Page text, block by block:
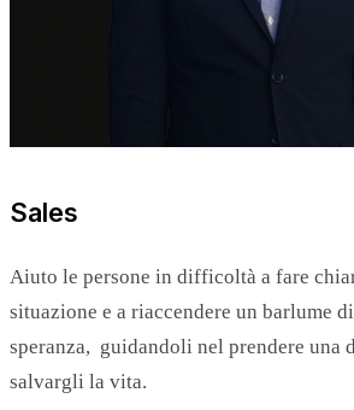
Sales
Aiuto le persone in difficoltà a fare
situazione e a riaccendere un barlume di
speranza, guidandoli nel prendere una
salvargli la vita.